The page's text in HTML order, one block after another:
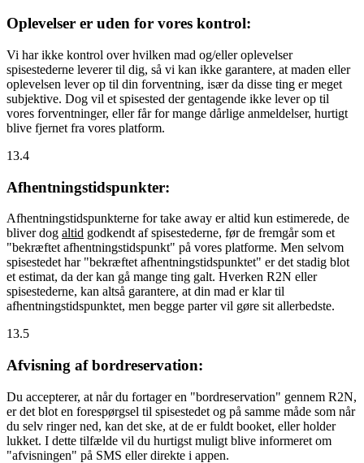
Oplevelser er uden for vores kontrol:
Vi har ikke kontrol over hvilken mad og/eller oplevelser
spisestederne leverer til dig, så vi kan ikke garantere, at maden eller
oplevelsen lever op til din forventning, især da disse ting er meget
subjektive. Dog vil et spisested der gentagende ikke lever op til
vores forventninger, eller får for mange dårlige anmeldelser, hurtigt
blive fjernet fra vores platform.
13.4
Afhentningstidspunkter:
Afhentningstidspunkterne for take away er altid kun estimerede, de
bliver dog altid godkendt af spisestederne, før de fremgår som et
"bekræftet afhentningstidspunkt" på vores platforme. Men selvom
spisestedet har "bekræftet afhentningstidspunktet" er det stadig blot
et estimat, da der kan gå mange ting galt. Hverken R2N eller
spisestederne, kan altså garantere, at din mad er klar til
afhentningstidspunktet, men begge parter vil gøre sit allerbedste.
13.5
Afvisning af bordreservation:
Du accepterer, at når du fortager en "bordreservation" gennem R2N,
er det blot en forespørgsel til spisestedet og på samme måde som når
du selv ringer ned, kan det ske, at de er fuldt booket, eller holder
lukket. I dette tilfælde vil du hurtigst muligt blive informeret om
"afvisningen" på SMS eller direkte i appen.